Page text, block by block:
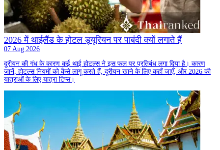
2026 में थाईलैंड के होटल ड्यूरियन पर पाबंदी क्यों लगाते हैं
07 Aug 2026
दूरीयन की गंध के कारण कई थाई होटल्स ने इस फल पर प्रतिबंध लगा दिया है। कारण
जानें, होटल्स नियमों को कैसे लागू करते हैं, दूरीयन खाने के लिए कहाँ जाएँ, और 2026 की
यात्राओं के लिए यात्रा टिप्स।